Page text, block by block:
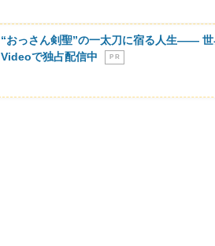
“おっさん剣聖”の一太刀に宿る人生――
Videoで独占配信中
P R